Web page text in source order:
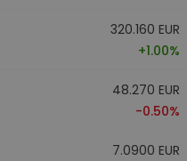
320.160 EUR
+1.00%
48.270 EUR
-0.50%
7.0900 EUR